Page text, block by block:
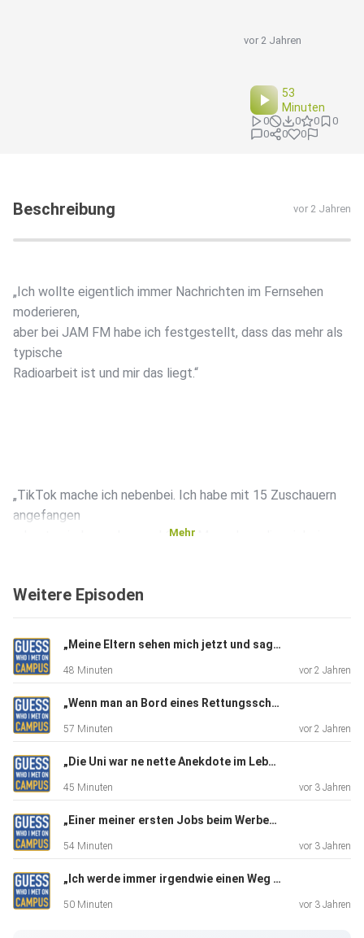
vor 2 Jahren
53
Minuten
0 0 0
0
0
0 0
Beschreibung vor 2 Jahren
„Ich wollte eigentlich immer Nachrichten im Fernsehen
moderieren,
aber bei JAM FM habe ich festgestellt, dass das mehr als
typische
Radioarbeit ist und mir das liegt.“
„TikTok mache ich nebenbei. Ich habe mit 15 Zuschauern
angefangen
– heute sind es schon mal 6000 Menschen, die mir beim
„Ich hatte ein gutes Studium, alles war sehr
praxisorientiert.
VWL
rumschlagen musste – ich wollte doch nur Moderatorin
Mehr
Weitere Episoden
„Meine Eltern sehen mich jetzt und sagen: Du siehst viel glücklicher aus!“ Von einer Karriere in der Bio-Medizin zum Studium Soziale Arbeit B.A.
48 Minuten vor 2 Jahren
„Wenn man an Bord eines Rettungsschiffes geht, muss einem klar sein, dass man verurteilt werden kann, weil man Menschen vor dem Ertrinken gerettet hat.“ B.A. Internationale Not- und Katastrophenhilfe
57 Minuten vor 2 Jahren
„Die Uni war ne nette Anekdote im Leben, aber mehr nicht – ich war halt da!“ B.A. Sportjournalismus & Sportmanagement
45 Minuten vor 3 Jahren
„Einer meiner ersten Jobs beim Werbefilm war ein absoluter Horrortrip. Ich konnte nichts von dem anwenden, was ich in der Uni gelernt hatte“ - B.A. Kamera & Licht
54 Minuten vor 3 Jahren
„Ich werde immer irgendwie einen Weg finden, wie ich mich kreativ einbringen kann. Sonst gehe ich zum Film und baue dort eine Kulisse.“ - B.Sc. Architektur
50 Minuten vor 3 Jahren